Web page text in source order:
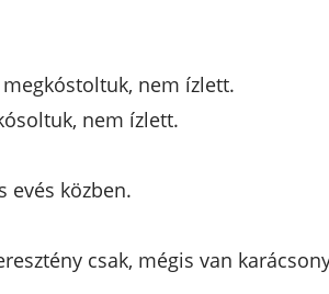
nem ízlett.
nem ízlett.
evés közben.
csak, mégis van